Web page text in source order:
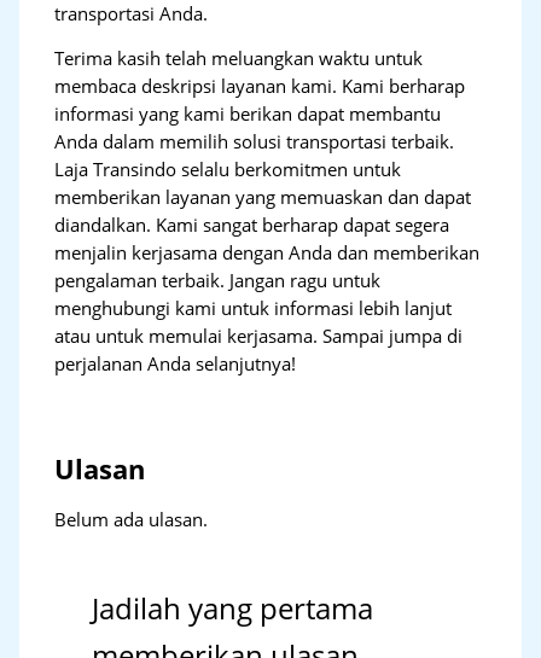
transportasi Anda.
Terima kasih telah meluangkan waktu untuk
membaca deskripsi layanan kami. Kami berharap
informasi yang kami berikan dapat membantu
Anda dalam memilih solusi transportasi terbaik.
Laja Transindo selalu berkomitmen untuk
memberikan layanan yang memuaskan dan dapat
diandalkan. Kami sangat berharap dapat segera
menjalin kerjasama dengan Anda dan memberikan
pengalaman terbaik. Jangan ragu untuk
menghubungi kami untuk informasi lebih lanjut
atau untuk memulai kerjasama. Sampai jumpa di
perjalanan Anda selanjutnya!
Ulasan
Belum ada ulasan.
Jadilah yang pertama